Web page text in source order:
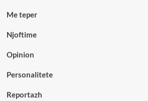
Me teper
Njoftime
Opinion
Personalitete
Reportazh